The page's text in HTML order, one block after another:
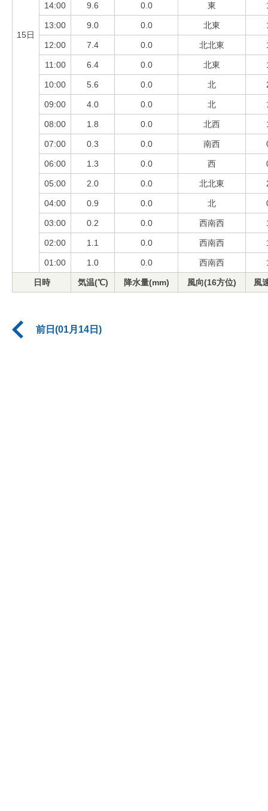
15日
14:00 9.6 0.0 東
13:00 9.0 0.0 北東
12:00 7.4 0.0 北北東
11:00 6.4 0.0 北東
10:00 5.6 0.0 北
09:00 4.0 0.0 北
08:00 1.8 0.0 北西
07:00 0.3 0.0 南西
06:00 1.3 0.0 西
05:00 2.0 0.0 北北東
04:00 0.9 0.0 北
03:00 0.2 0.0 西南西
02:00 1.1 0.0 西南西
01:00 1.0 0.0 西南西
日時 気温(℃) 降水量(mm) 風向(16方位) 風
前日(01月14日)